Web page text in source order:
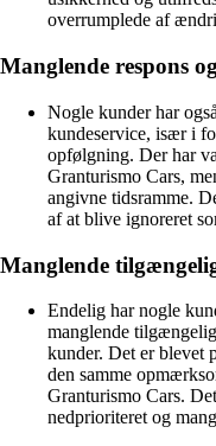
overrumplede af
Manglende respons
Nogle kunder har
kundeservice, især i
opfølgning. Der har
Granturismo Cars,
angivne tidsramme.
af at blive ignoreret
Manglende
Endelig har nogle
manglende
kunder. Det er blevet
den samme
Granturismo Cars.
nedprioriteret og